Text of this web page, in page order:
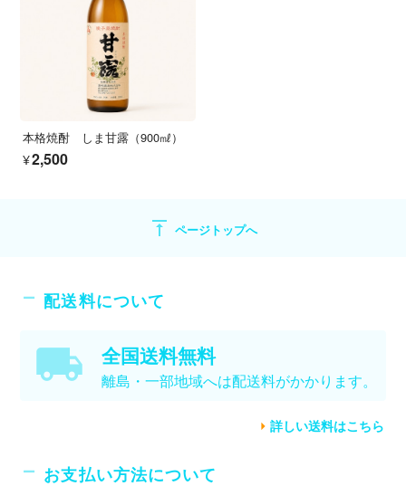
本格焼酎 しま甘露（900㎖）
¥2,500
vertical_align_top ページトップへ
配送料について
全国送料無料
離島・一部地域へは配送料がかかります。
詳しい送料はこちら
お支払い方法について